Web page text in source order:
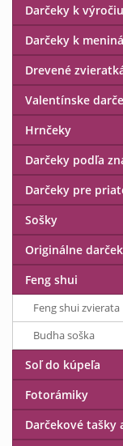
Darčeky k výročiu
Darčeky k
Drevené
Valentínske
Hrnčeky
Darčeky podľa
Darčeky pre
Sošky
Originálne
Feng shui
Feng shui zvierata
Budha soška
Soľ do kúpeľa
Fotorámiky
Darčekové tašky